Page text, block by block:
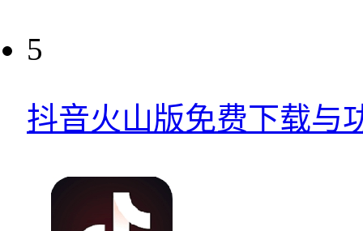
5
抖音火山版免费下载与